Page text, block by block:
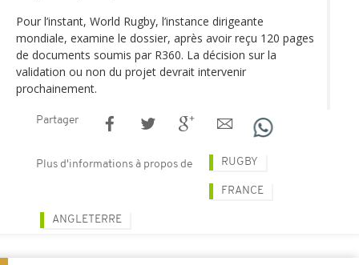
Pour l’instant, World Rugby, l’instance dirigeante
mondiale, examine le dossier, après avoir reçu 120 pages
de documents soumis par R360. La décision sur la
validation ou non du projet devrait intervenir
prochainement.
Partager
Plus d'informations à propos de RUGBY
FRANCE
ANGLETERRE